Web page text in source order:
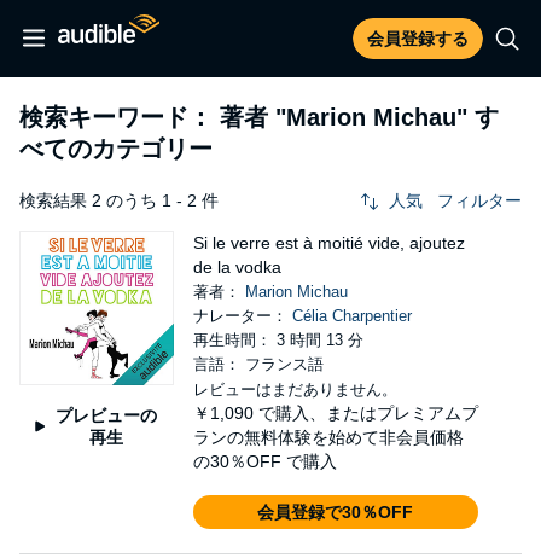
会員登録する
検索キーワード： 著者 "Marion Michau" す
べてのカテゴリー
検索結果 2 のうち 1 - 2 件 人気 フィルター
プレビューの
再生
Si le verre est à moitié vide, ajoutez
de la vodka
著者：
Marion Michau
ナレーター： Célia Charpentier
再生時間： 3 時間 13 分
言語： フランス語
レビューはまだありません。
￥1,090 で購入、またはプレミアムプ
ランの無料体験を始めて非会員価格
の30％OFF で購入
会員登録で30％OFF